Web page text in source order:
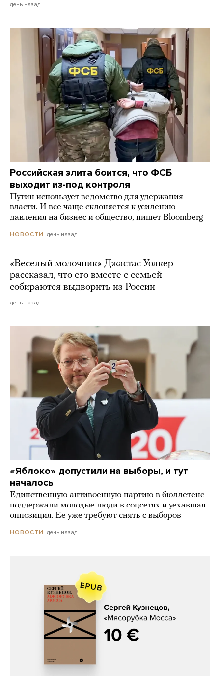
день назад
Российская элита боится, что ФСБ
выходит из-под контроля
Путин использует ведомство для удержания
власти. И все чаще склоняется к усилению
давления на бизнес и общество, пишет Bloomberg
НОВОСТИ день назад
«Веселый молочник» Джастас Уолкер
рассказал, что его вместе с семьей
собираются выдворить из России
день назад
«Яблоко» допустили на выборы, и тут
началось
Единственную антивоенную партию в бюллетене
поддержали молодые люди в соцсетях и уехавшая
оппозиция. Ее уже требуют снять с выборов
НОВОСТИ день назад
Сергей Кузнецов, «Мясорубка